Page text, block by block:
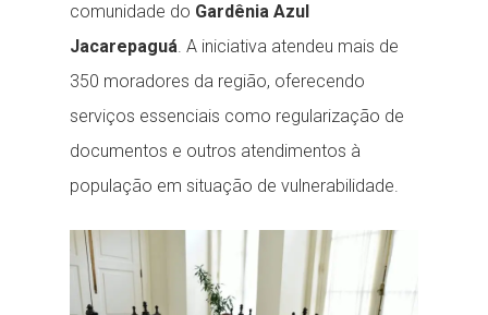
comunidade do Gardênia Azul
Jacarepaguá. A iniciativa atendeu mais de
350 moradores da região, oferecendo
serviços essenciais como regularização de
documentos e outros atendimentos à
população em situação de vulnerabilidade.